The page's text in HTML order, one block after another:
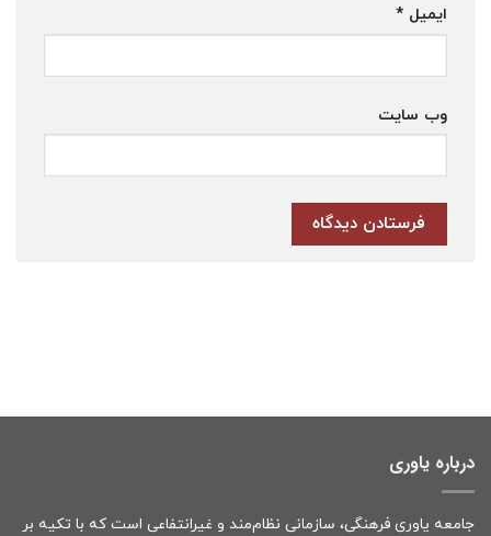
ایمیل *
وب‌ سایت
درباره یاوری
جامعه یاوری فرهنگی، سازمانی نظام‌مند و غیرانتفاعی است که با تکیه بر